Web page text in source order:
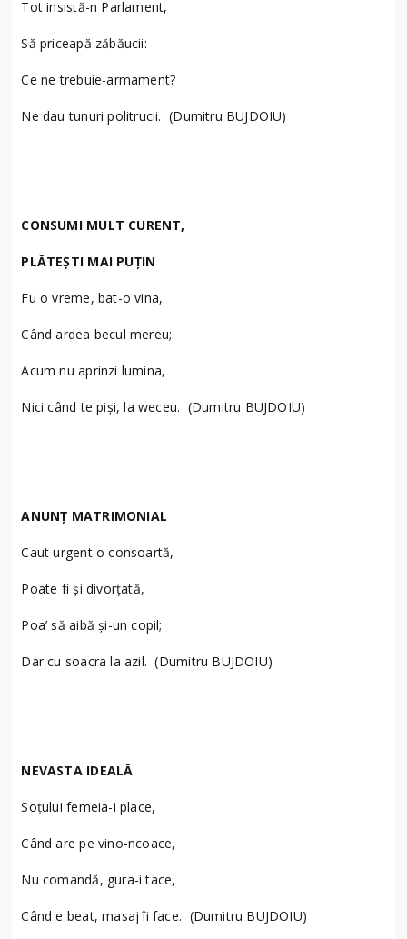
Tot insistă-n Parlament,
Să priceapă zăbăucii:
Ce ne trebuie-armament?
Ne dau tunuri politrucii. (Dumitru BUJDOIU)
CONSUMI MULT CURENT,
PLĂTEȘTI MAI PUȚIN
Fu o vreme, bat-o vina,
Când ardea becul mereu;
Acum nu aprinzi lumina,
Nici când te piși, la weceu. (Dumitru BUJDOIU)
ANUNȚ MATRIMONIAL
Caut urgent o consoartă,
Poate fi și divorțată,
Poa’ să aibă și-un copil;
Dar cu soacra la azil. (Dumitru BUJDOIU)
NEVASTA IDEALĂ
Soțului femeia-i place,
Când are pe vino-ncoace,
Nu comandă, gura-i tace,
Când e beat, masaj îi face. (Dumitru BUJDOIU)